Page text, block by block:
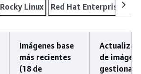
Rocky Linux Red Hat Enterprise
Imágenes base
más recientes
(18 de
de